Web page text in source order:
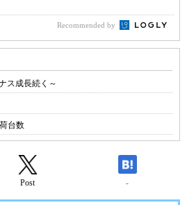
Recommended by
ス成長続く～
台数
Post -